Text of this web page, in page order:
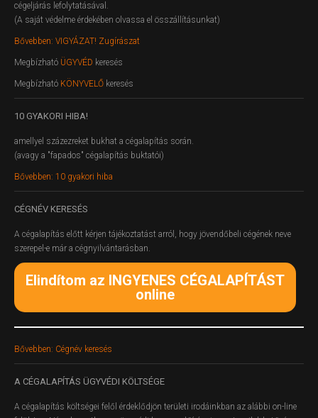
cégeljárás lefolytatásával.
(A saját védelme érdekében olvassa el összállításunkat)
Bővebben: VIGYÁZAT! Zugírászat
Megbízható ÜGYVÉD keresés
Megbízható KÖNYVELŐ keresés
10 GYAKORI HIBA!
amellyel százezreket bukhat a cégalapítás során.
(avagy a "fapados" cégalapítás buktatói)
Bővebben: 10 gyakori hiba
CÉGNÉV KERESÉS
A cégalapítás előtt kérjen tájékoztatást arról, hogy jövendőbeli cégének neve
szerepel-e már a cégnyilvántarásban.
Elindítom az INGYENES CÉGALAPÍTÁST
online
Bővebben: Cégnév keresés
A CÉGALAPÍTÁS ÜGYVÉDI KÖLTSÉGE
A cégalapítás költségei felől érdeklődjön területi irodáinkban az alábbi on-line